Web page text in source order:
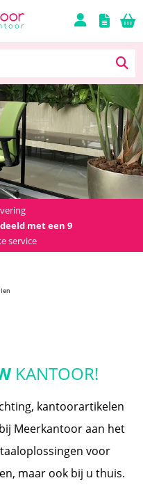
met een 9
service
KANTOOR!
kantoorartikelen
Meerkantoor aan het
voor
maar ook bij u thuis.